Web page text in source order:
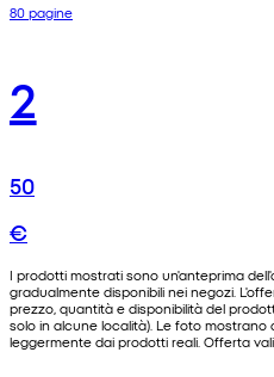
80 pagine
2
50
€
I prodotti mostrati sono un'anteprima
gradualmente disponibili nei negozi.
prezzo, quantità e disponibilità del
solo in alcune località). Le foto
leggermente dai prodotti reali. Offerta